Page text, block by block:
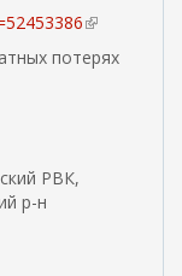
(
н
потерях
РВК,
р-н